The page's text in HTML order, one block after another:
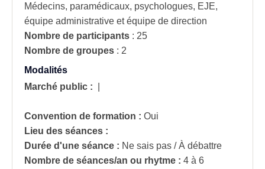
Médecins, paramédicaux, psychologues, EJE,
équipe administrative et équipe de direction
Nombre de participants : 25
Nombre de groupes : 2
Modalités
Marché public :
Convention de formation : Oui
Lieu des séances :
Durée d'une séance : Ne sais pas / À débattre
Nombre de séances/an ou rhytme : 4 à 6